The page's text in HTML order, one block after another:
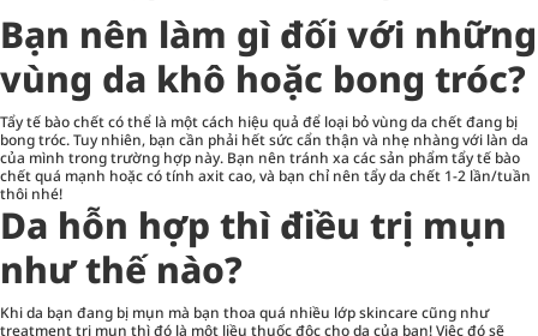
Bạn nên làm gì đối với những
vùng da khô hoặc bong tróc?
Tẩy tế bào chết có thể là một cách hiệu quả để loại bỏ vùng da chết đang bị
bong tróc. Tuy nhiên, bạn cần phải hết sức cẩn thận và nhẹ nhàng với làn da
của mình trong trường hợp này. Bạn nên tránh xa các sản phẩm tẩy tế bào
chết quá mạnh hoặc có tính axit cao, và bạn chỉ nên tẩy da chết 1-2 lần/tuần
thôi nhé!
Da hỗn hợp thì điều trị mụn
như thế nào?
Khi da bạn đang bị mụn mà bạn thoa quá nhiều lớp skincare cũng như
treatment trị mụn thì đó là một liều thuốc độc cho da của bạn! Việc đó sẽ